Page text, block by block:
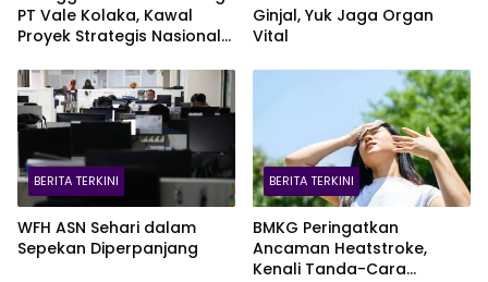
PT Vale Kolaka, Kawal
Proyek Strategis Nasional
Ginjal, Yuk Jaga Organ
Vital
BERITA TERKINI
WFH ASN Sehari dalam
Sepekan Diperpanjang
BERITA TERKINI
BMKG Peringatkan
Ancaman Heatstroke,
Kenali Tanda-Cara